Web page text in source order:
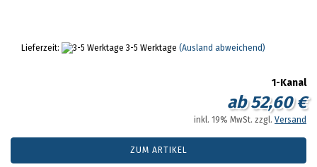
Lieferzeit: 3-5 Werktage (Ausland abweichend)
1-Kanal
ab 52,60 €
inkl. 19% MwSt. zzgl. Versand
ZUM ARTIKEL